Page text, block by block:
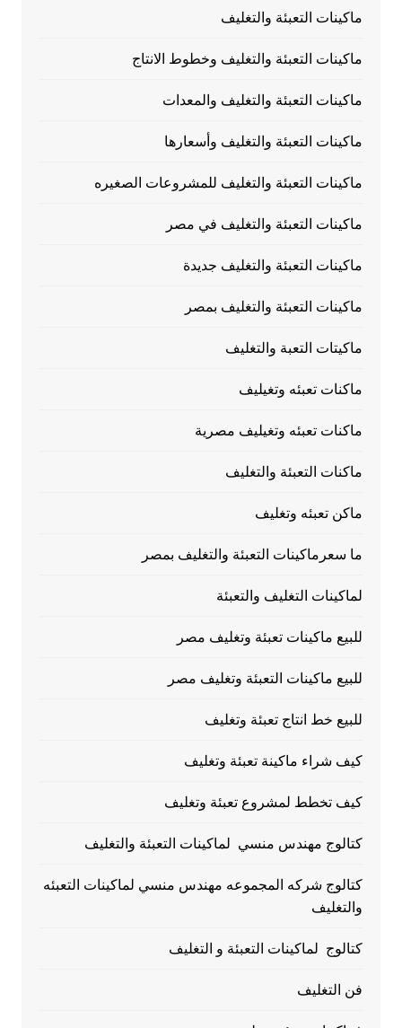
ماكينات التعبئة والتغليف
ماكينات التعبئة والتغليف وخطوط الانتاج
ماكينات التعبئة والتغليف والمعدات
ماكينات التعبئة والتغليف وأسعارها
ماكينات التعبئة والتغليف للمشروعات الصغيره
ماكينات التعبئة والتغليف في مصر
ماكينات التعبئة والتغليف جديدة
ماكينات التعبئة والتغليف بمصر
ماكيتات التعبة والتغليف
ماكنات تعبئه وتغيليف
ماكنات تعبئه وتغيليف مصرية
ماكنات التعبئة والتغليف
ماكن تعبئه وتغليف
ما سعرماكينات التعبئة والتغليف بمصر
لماكينات التغليف والتعبئة
للبيع ماكينات تعبئة وتغليف مصر
للبيع ماكينات التعبئة وتغليف مصر
للبيع خط انتاج تعبئة وتغليف
كيف شراء ماكينة تعبئة وتغليف
كيف تخطط لمشروع تعبئة وتغليف
كتالوج مهندس منسي لماكينات التعبئة والتغليف
كتالوج شركه المجموعه مهندس منسي لماكينات التعبئه
والتغليف
كتالوج لماكينات التعبئة و التغليف
فن التغليف